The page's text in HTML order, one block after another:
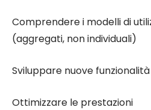
Comprendere i modelli di
(aggregati, non individuali)
Sviluppare nuove funzionalità
Ottimizzare le prestazioni